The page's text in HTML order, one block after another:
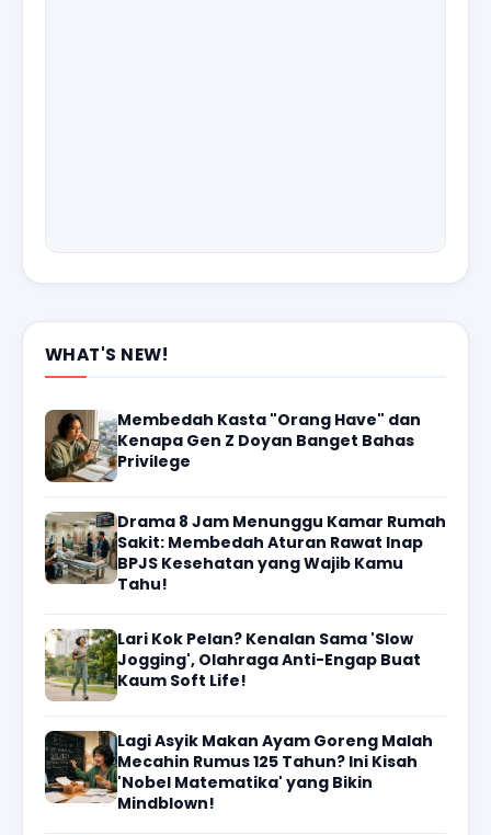
WHAT'S NEW!
Membedah Kasta "Orang Have" dan
Kenapa Gen Z Doyan Banget Bahas
Privilege
Drama 8 Jam Menunggu Kamar Rumah
Sakit: Membedah Aturan Rawat Inap
BPJS Kesehatan yang Wajib Kamu
Tahu!
Lari Kok Pelan? Kenalan Sama 'Slow
Jogging', Olahraga Anti-Engap Buat
Kaum Soft Life!
Lagi Asyik Makan Ayam Goreng Malah
Mecahin Rumus 125 Tahun? Ini Kisah
'Nobel Matematika' yang Bikin
Mindblown!